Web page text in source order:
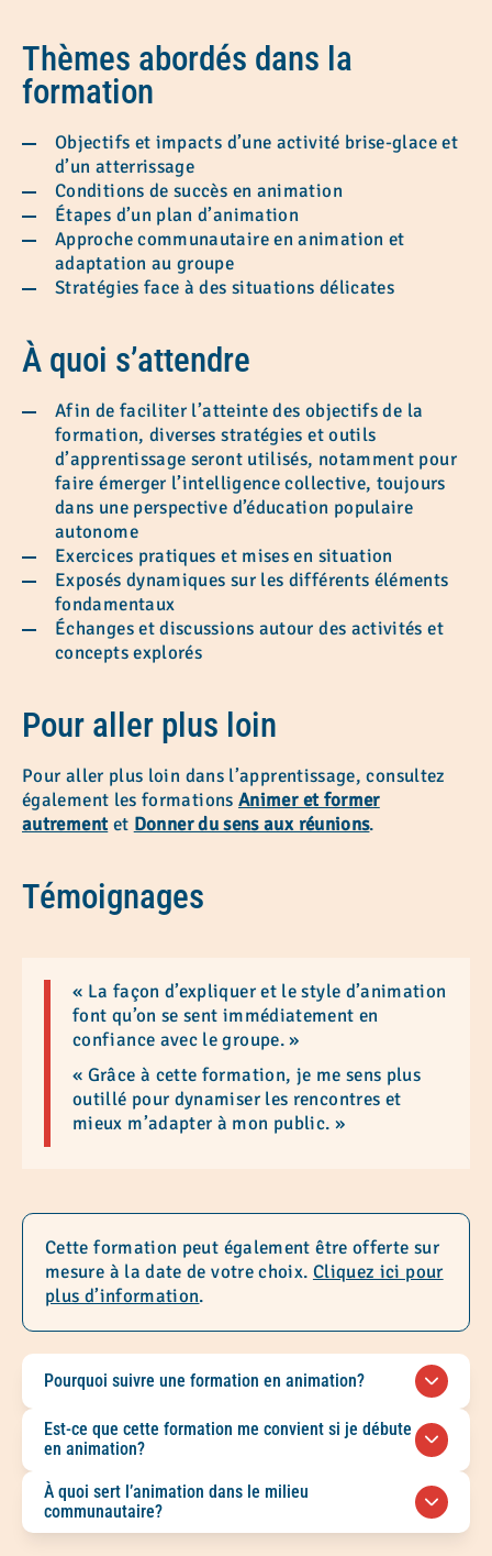
Thèmes abordés dans la
formation
Objectifs et impacts d’une activité brise-glace et
d’un atterrissage
Conditions de succès en animation
Étapes d’un plan d’animation
Approche communautaire en animation et
adaptation au groupe
Stratégies face à des situations délicates
À quoi s’attendre
Afin de faciliter l’atteinte des objectifs de la
formation, diverses stratégies et outils
d’apprentissage seront utilisés, notamment pour
faire émerger l’intelligence collective, toujours
dans une perspective d’éducation populaire
autonome
Exercices pratiques et mises en situation
Exposés dynamiques sur les différents éléments
fondamentaux
Échanges et discussions autour des activités et
concepts explorés
Pour aller plus loin
Pour aller plus loin dans l’apprentissage, consultez
également les formations Animer et former
autrementet Donner du sens aux réunions.
Témoignages
« La façon d’expliquer et le style d’animation
font qu’on se sent immédiatement en
confiance avec le groupe. »
« Grâce à cette formation, je me sens plus
outillé pour dynamiser les rencontres et
mieux m’adapter à mon public. »
Cette formation peut également être offerte sur
mesure à la date de votre choix. Cliquez ici pour
plus d’information.
Pourquoi suivre une formation en animation?
Suivre une formation en animation permet de
développer des outils concrets pour mieux
participation et adapter son approche selon les
besoins des personnes présentes.
Est-ce que cette formation me convient si je débute
en animation?
Oui. Cette formation s’adresse autant aux
personnes qui souhaitent commencer à animer
qu’à celles qui veulent revoir les bases de
À quoi sert l’animation dans le milieu
communautaire?